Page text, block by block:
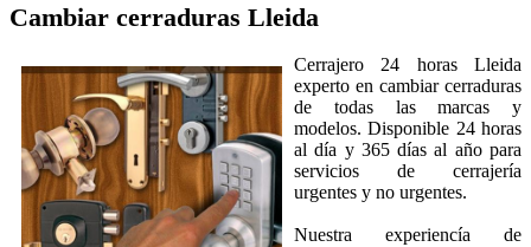
Cambiar cerraduras Lleida
Cerrajero 24 horas Lleida
experto en cambiar cerraduras
de todas las marcas y
modelos. Disponible 24 horas
al día y 365 días al año para
servicios de cerrajería
urgentes y no urgentes.
Nuestra experiencía de